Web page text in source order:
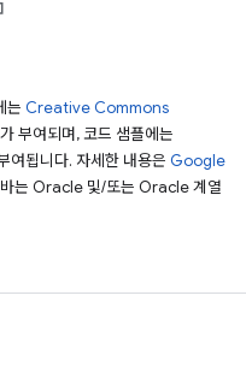
는 Creative Commons
부여되며, 코드 샘플에는
여됩니다. 자세한 내용은 Google
는 Oracle 및/또는 Oracle 계열